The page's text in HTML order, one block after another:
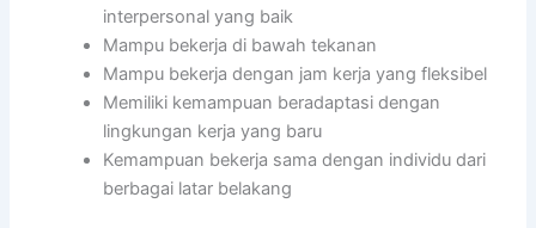
interpersonal yang baik
Mampu bekerja di bawah tekanan
Mampu bekerja dengan jam kerja yang fleksibel
Memiliki kemampuan beradaptasi dengan
lingkungan kerja yang baru
Kemampuan bekerja sama dengan individu dari
berbagai latar belakang